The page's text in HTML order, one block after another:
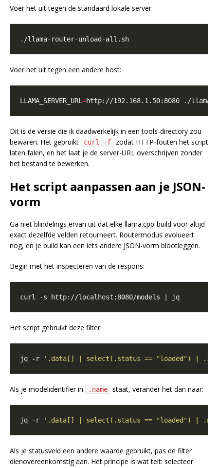
Voer het uit tegen de standaard lokale server:
Voer het uit tegen een andere host:
LLAMA_SERVER_URL=
Dit is de versie die ik daadwerkelijk in een tools-directory zou
bewaren. Het gebruikt
curl -f
zodat HTTP-fouten het script
laten falen, en het laat je de server-URL overschrijven zonder
het bestand te bewerken.
Het script aanpassen aan je JSON-
vorm
Ga niet blindelings ervan uit dat elke llama.cpp-build voor altijd
exact dezelfde velden retourneert. Routermodus evolueert
nog, en je build kan een iets andere JSON-vorm blootleggen.
Begin met het inspecteren van de respons:
Het script gebruikt deze filter:
jq -r '.data[] | select(.status == "loaded") | .id'
Als je modelidentifier in .name staat, verander het dan naar:
jq -r '.data[] | select(.status == "loaded") |
Als je statusveld een andere waarde gebruikt, pas de filter
dienovereenkomstig aan. Het principe is wat telt: selecteer